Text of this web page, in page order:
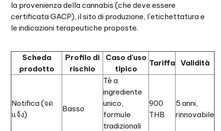
la provenienza della cannabis (che deve essere
certificata GACP), il sito di produzione, l'etichettatura e
le indicazioni terapeutiche proposte.
Scheda
prodotto
Profilo di
rischio
Caso d'uso
tipico
Tariffa Validità
Notifica (จด
แจ้ง)
Basso
Tè a
ingrediente
unico,
formule
tradizionali
900
THB
5 anni,
rinnovabile